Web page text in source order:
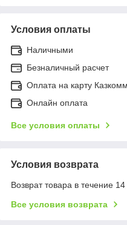
Условия оплаты
Наличными
Безналичный расчет
Оплата на карту
Онлайн оплата
Все условия оплаты
Условия возврата
Возврат товара в течение
Все условия возврата